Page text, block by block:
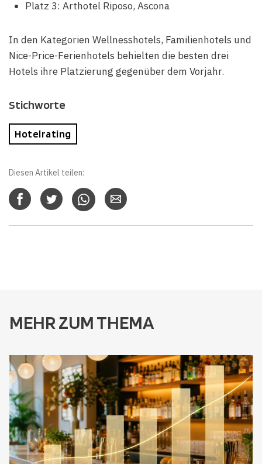
Platz 3: Arthotel Riposo, Ascona
In den Kategorien Wellnesshotels, Familienhotels und
Nice-Price-Ferienhotels behielten die besten drei
Hotels ihre Platzierung gegenüber dem Vorjahr.
Stichworte
Hotelrating
Diesen Artikel teilen:
MEHR ZUM THEMA